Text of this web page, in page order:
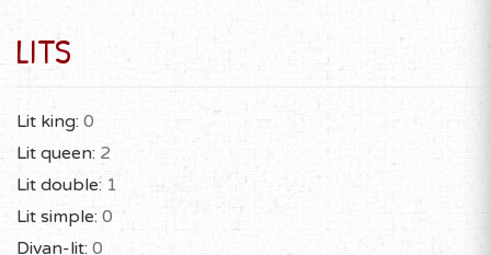
LITS
Lit king: 0
Lit queen: 2
Lit double: 1
Lit simple: 0
Divan-lit: 0